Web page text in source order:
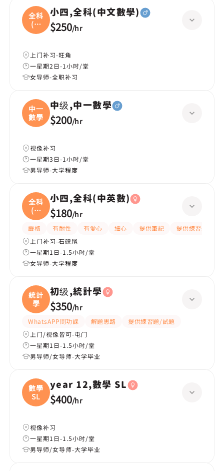
全科
(中
文
小四,全科(中文數學)
$250/hr
上门补习-旺角
一星期2日-1小时/堂
女导师-全职补习
中一
數學
中级,中一數學
$200/hr
视像补习
一星期3日-1小时/堂
男导师-大学程度
全科
(中
英
小四,全科(中英數)
$180/hr
嚴格 有耐性 有愛心 細心 提供筆記
提供練習題/試題
上门补习-石硖尾
一星期1日-1.5小时/堂
女导师-大学程度
統計
學
初级,統計學
$350/hr
WhatsAPP問功課 解題思路
提供練習題/試題
上门/视像皆可-屯门
一星期1日-1.5小时/堂
男导师/女导师-大学毕业
數學
SL
year 12,數學 SL
$400/hr
视像补习
一星期1日-1.5小时/堂
男导师/女导师-大学毕业